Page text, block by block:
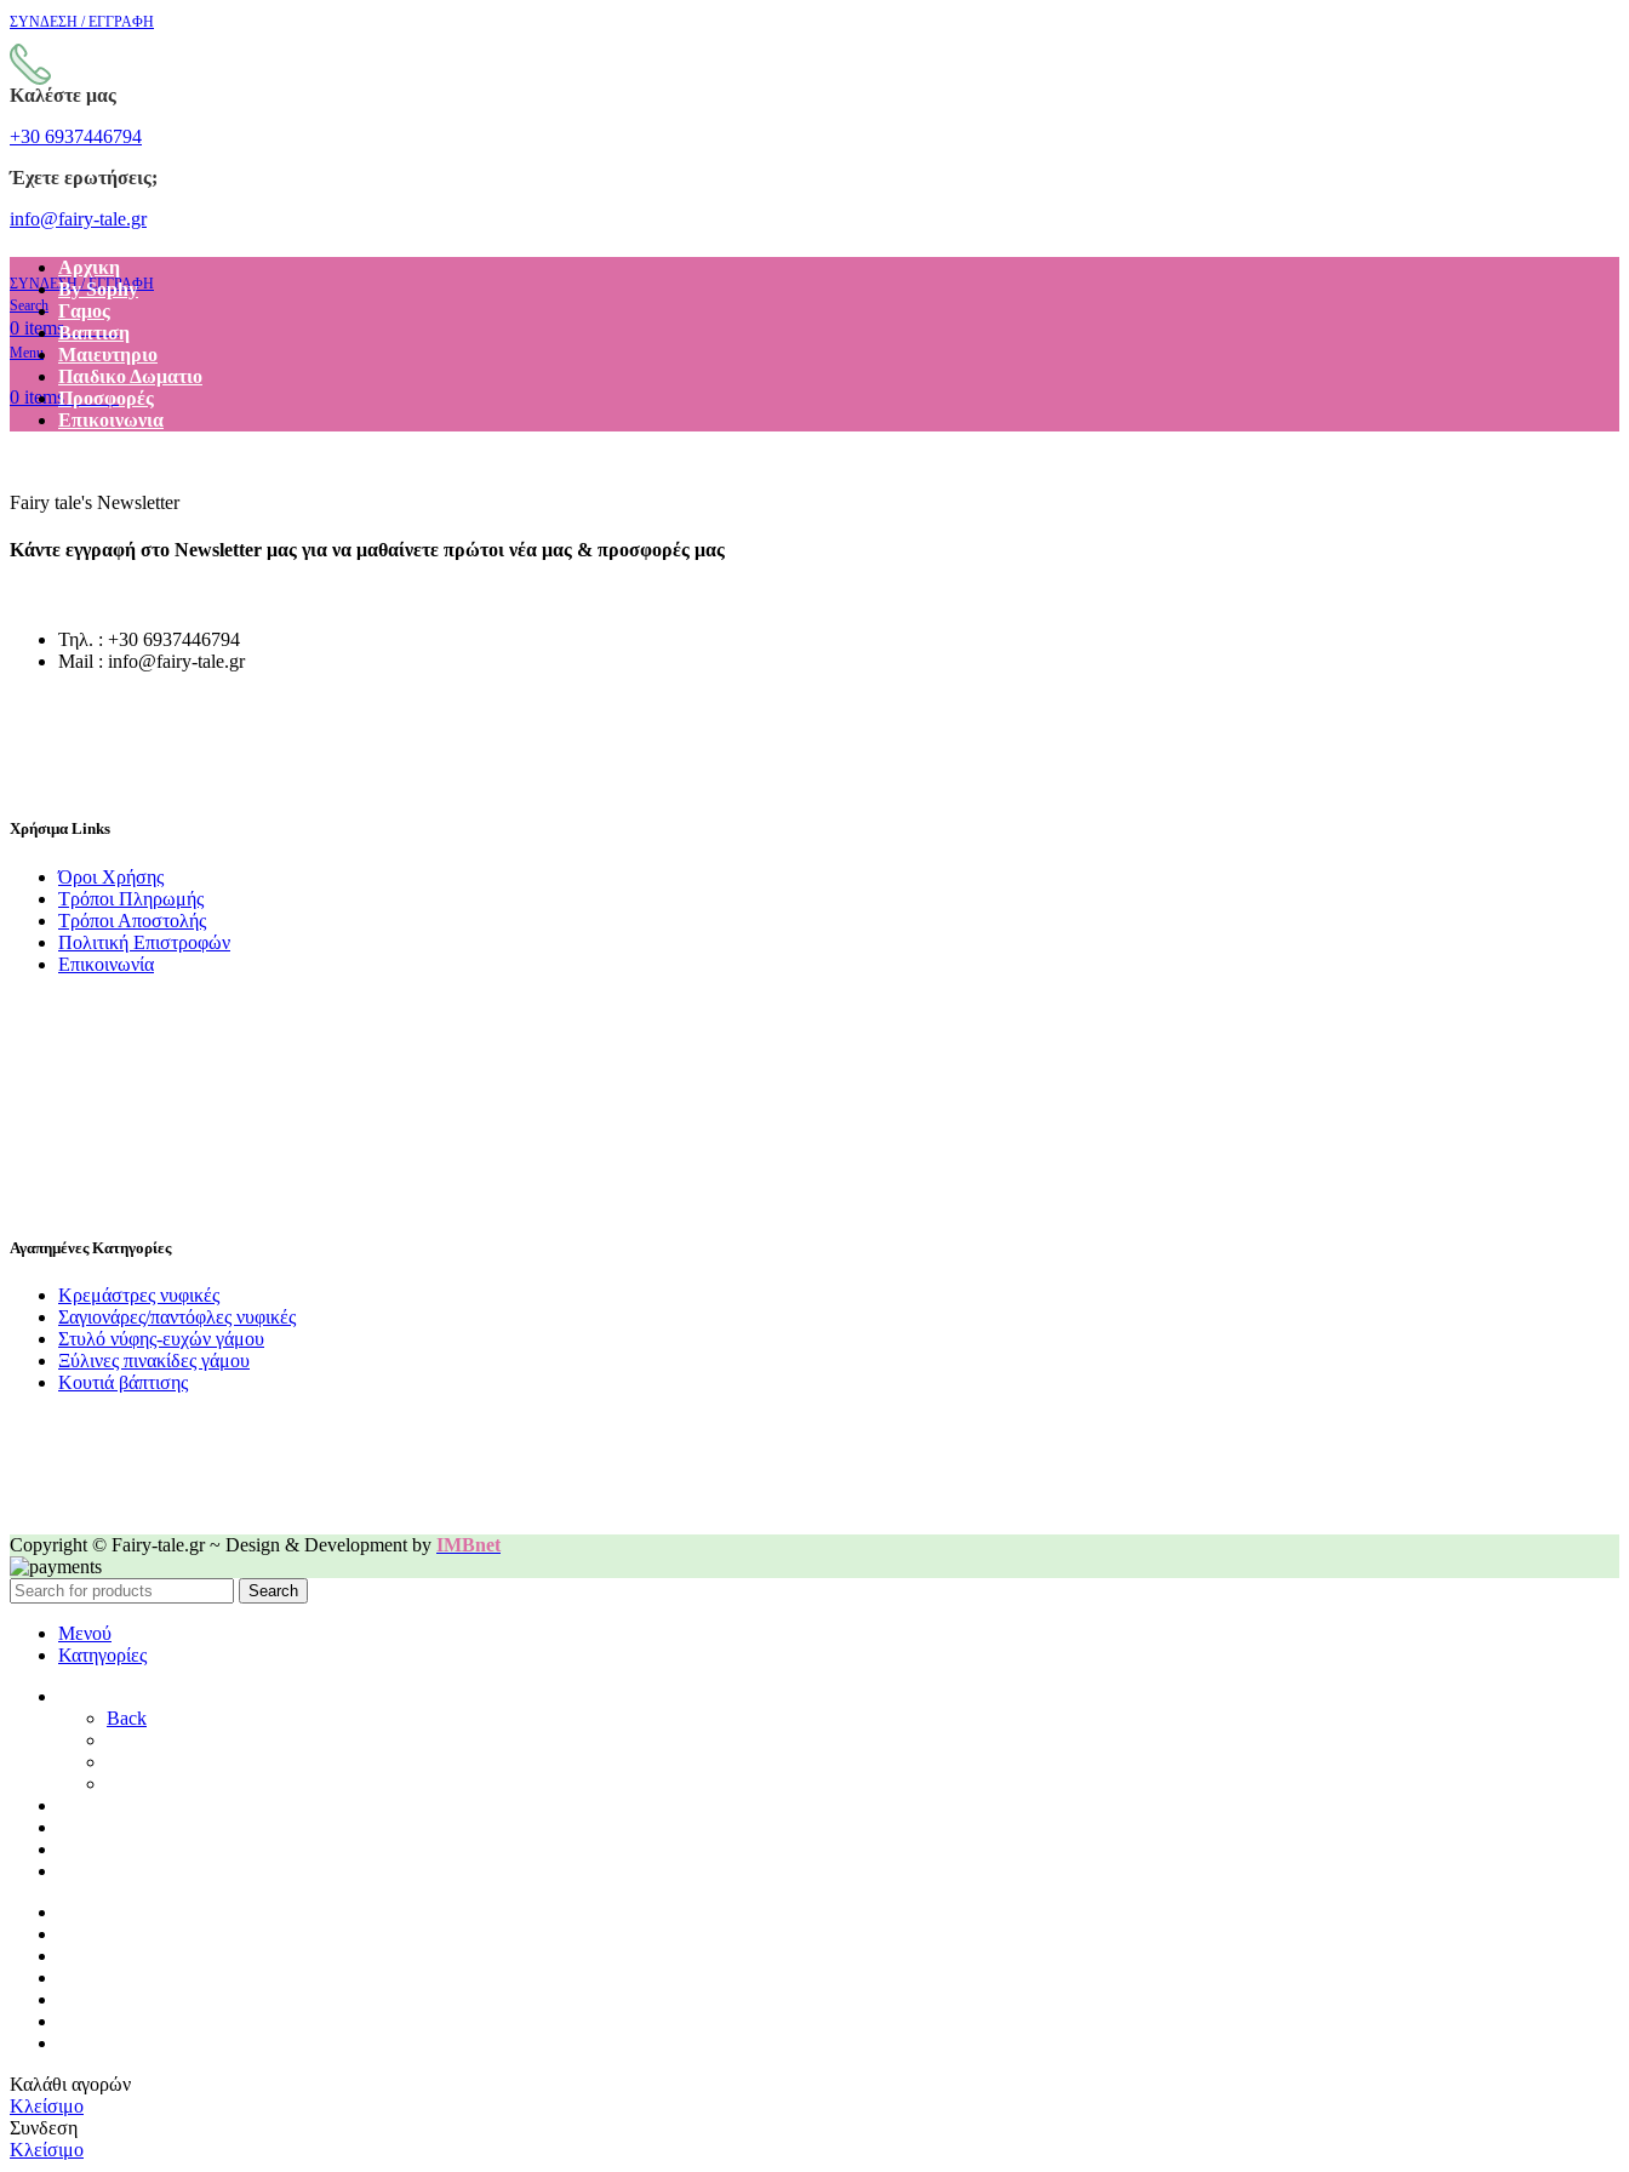
ΣΥΝΔΕΣΗ / ΕΓΓΡΑΦΗ
Καλέστε μας
+30 6937446794
Έχετε ερωτήσεις;
info@fairy-tale.gr
ΣΥΝΔΕΣΗ / ΕΓΓΡΑΦΗ
Search
0 items €0.00
Menu
0 items €0.00
Αρχικη
By Sophy
Γαμος
Βαπτιση
Μαιευτηριο
Παιδικο Δωματιο
Προσφορές
Επικοινωνια
Fairy tale's Newsletter
Κάντε εγγραφή στο Newsletter μας για να μαθαίνετε πρώτοι νέα μας & προσφορές μας
Τηλ. : +30 6937446794
Mail : info@fairy-tale.gr
Χρήσιμα Links
Όροι Χρήσης
Τρόποι Πληρωμής
Τρόποι Αποστολής
Πολιτική Επιστροφών
Επικοινωνία
Αγαπημένες Κατηγορίες
Κρεμάστρες νυφικές
Σαγιονάρες/παντόφλες νυφικές
Στυλό νύφης-ευχών γάμου
Ξύλινες πινακίδες γάμου
Κουτιά βάπτισης
Copyright © Fairy-tale.gr ~ Design & Development by IMBnet
Search
Μενού
Κατηγορίες
Back
Καλάθι αγορών
Κλείσιμο
Συνδεση
Κλείσιμο